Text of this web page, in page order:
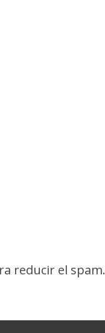
reducir el spam.